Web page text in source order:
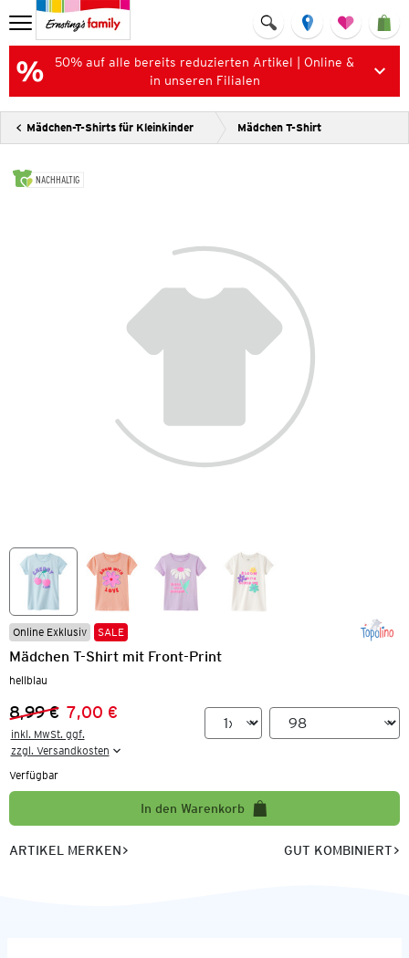
50% auf alle bereits reduzierten Artikel | Online &
in unseren Filialen
Mädchen-T-Shirts für Kleinkinder Mädchen T-Shirt
NACHHALTIG
Online Exklusiv SALE
Mädchen T-Shirt mit Front-Print
hellblau
Vorheriger Preis:
8,99 €
Neuer Preis:
7,00 €
inkl. MwSt. ggf.
zzgl. Versandkosten
Verfügbar
In den Warenkorb
ARTIKEL MERKEN GUT KOMBINIERT